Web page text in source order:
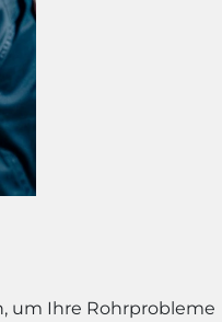
um Ihre Rohrprobleme